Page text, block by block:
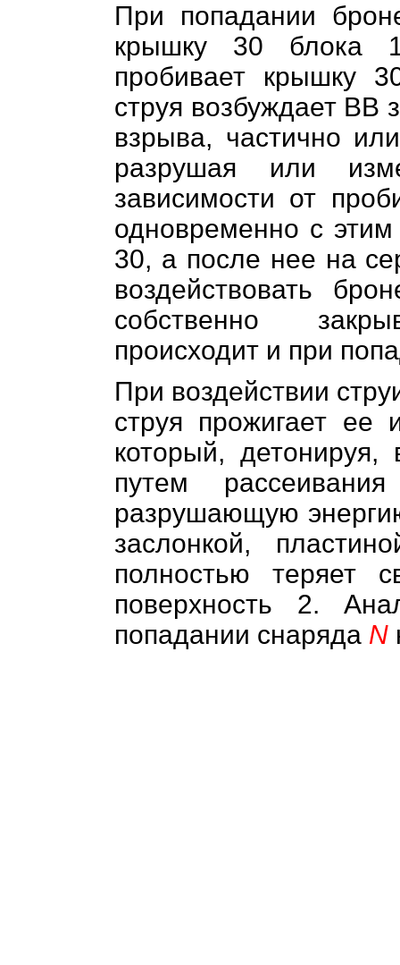
При попадании
крышку 30 блока
пробивает крышку
струя возбуждает ВВ
взрыва, частично
разрушая или
зависимости от
одновременно с
30, а после нее на
воздействовать
собственно
происходит и при
При воздействии
струя прожигает ее
который,
путем
разрушающую
заслонкой,
полностью теряет
поверхность 2.
попадании снаряда N